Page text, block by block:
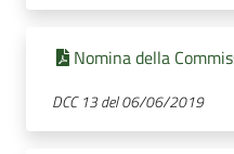
Nomina della
DCC 13 del 06/06/2019